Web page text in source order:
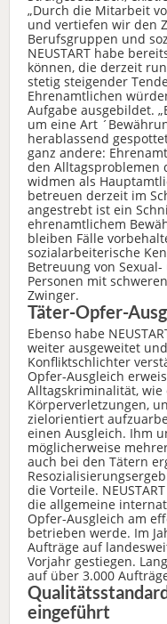
„Durch die Mitarbeit
und vertiefen wir den
Berufsgruppen und
NEUSTART habe
können, die derzeit
stetig steigender
Ehrenamtlichen
Aufgabe ausgebildet.
um eine Art
herablassend
ganz andere:
den Alltagsproblemen
widmen als
betreuen derzeit im
angestrebt ist ein
ehrenamtlichem
bleiben Fälle
sozialarbeiterische
Betreuung von
Personen mit
Zwinger.
Täter-Opfer-
Ebenso habe
weiter ausgeweitet
Konfliktschlichter
Opfer-Ausgleich
Alltagskriminalität, wie
Körperverletzungen,
zielorientiert
einen Ausgleich. Ihm
möglicherweise
auch bei den Tätern
die Vorteile.
die allgemeine
Opfer-Ausgleich am
betrieben werde. Im
Aufträge auf
Vorjahr gestiegen.
auf über 3.000
eingeführt